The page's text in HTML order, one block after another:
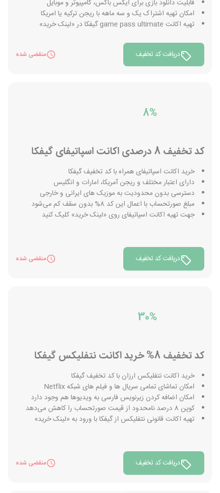
قابلیت دانلود بازی برای ایکس باکس، کامپیوتر و موبایل
امکان تهیه اشتراک یک و سه ماهه با ریجن ترکیه یا امریکا
تهیه اکانت game pass ultimate گیفکا در «لینک خرید»
دریافت کد تخفیف منقضی شده
8%
کد تخفیف 8 درصدی اکانت اسپاتیفای گیفکا
خرید اکانت اسپاتیفای همراه با کد تخفیف گیفکا
دارای اعتبار مختلف و ریجن آمریکا، امارات و انگلیس
دسترسی بدون محدودیت به موزیک های ایرانی و خارجی
مبلغ صورتحساب با اعمال این کد 8% بدون سقف کم می‌شود
جهت تهیه اکانت اسپاتیفای روی «لینک خرید» کلیک کنید
دریافت کد تخفیف منقضی شده
30%
کد تخفیف 8% خرید اکانت نتفلیکس گیفکا
خرید اکانت نتفلیکس ارزان با کد تخفیف گیفکا
امکان تماشای تمامی سریال ها و فیلم های شبکه Netflix
امکان اضافه کردن زیرنویس فارسی به ویدیوها هم وجود دارد
کوپن 8 درصد نامحدود از قیمت صورتحساب را کاهش می‌دهد
تهیه اکانت قانونی نتفلیکس از گیفکا با ورود به «لینک خرید»
دریافت کد تخفیف منقضی شده